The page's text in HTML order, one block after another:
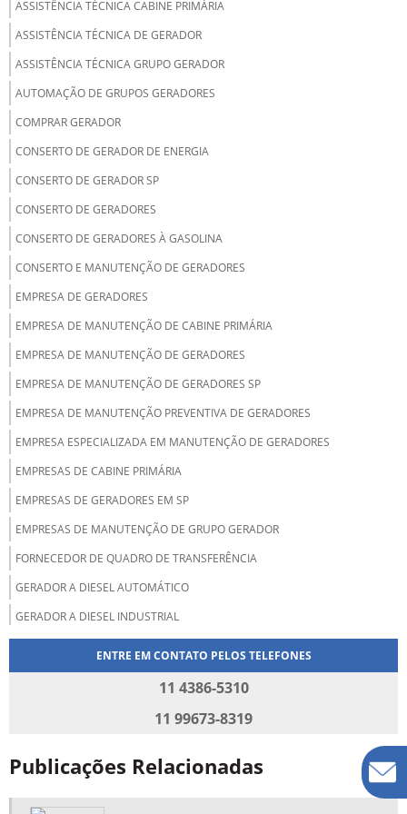
ASSISTÊNCIA TÉCNICA CABINE PRIMÁRIA
ASSISTÊNCIA TÉCNICA DE GERADOR
ASSISTÊNCIA TÉCNICA GRUPO GERADOR
AUTOMAÇÃO DE GRUPOS GERADORES
COMPRAR GERADOR
CONSERTO DE GERADOR DE ENERGIA
CONSERTO DE GERADOR SP
CONSERTO DE GERADORES
CONSERTO DE GERADORES À GASOLINA
CONSERTO E MANUTENÇÃO DE GERADORES
EMPRESA DE GERADORES
EMPRESA DE MANUTENÇÃO DE CABINE PRIMÁRIA
EMPRESA DE MANUTENÇÃO DE GERADORES
EMPRESA DE MANUTENÇÃO DE GERADORES SP
EMPRESA DE MANUTENÇÃO PREVENTIVA DE GERADORES
EMPRESA ESPECIALIZADA EM MANUTENÇÃO DE GERADORES
EMPRESAS DE CABINE PRIMÁRIA
EMPRESAS DE GERADORES EM SP
EMPRESAS DE MANUTENÇÃO DE GRUPO GERADOR
FORNECEDOR DE QUADRO DE TRANSFERÊNCIA
GERADOR A DIESEL AUTOMÁTICO
GERADOR A DIESEL INDUSTRIAL
MANUTENÇÃO CABINE PRIMÁRIA SP
MANUTENÇÃO DE CABINE PRIMÁRIA
ENTRE EM CONTATO PELOS TELEFONES
11 4386-5310
11 99673-8319
Publicações Relacionadas